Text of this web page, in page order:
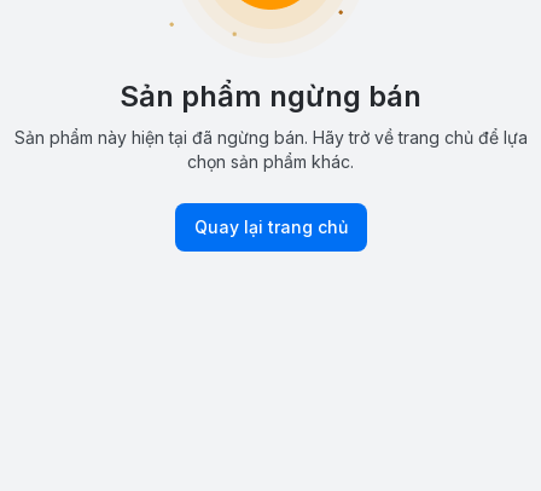
Sản phẩm ngừng bán
Sản phẩm này hiện tại đã ngừng bán. Hãy trở về trang chủ để lựa
chọn sản phẩm khác.
Quay lại trang chủ